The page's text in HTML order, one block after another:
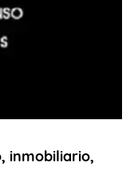
inmobiliario,